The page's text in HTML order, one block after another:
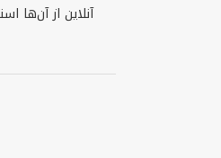
آنلاین از آن‌ها